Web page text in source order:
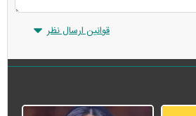
قوانین ارسال نظر